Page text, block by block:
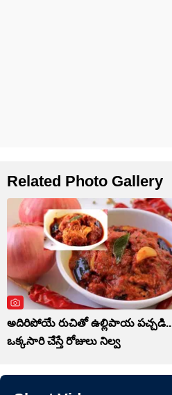
Related Photo Gallery
అదిరిపోయే రుచితో ఉల్లిపాయ పచ్చడి..
ఒక్కసారి చేస్తే రోజులు నిల్వ